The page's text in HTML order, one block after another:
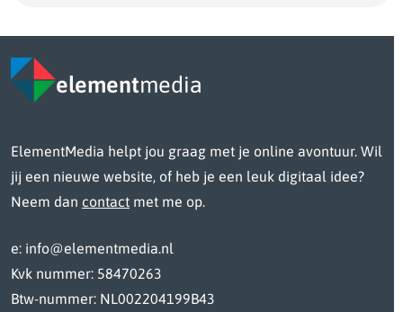
elementmedia
ElementMedia helpt jou graag met je online avontuur. Wil
jij een nieuwe website, of heb je een leuk digitaal idee?
Neem dan contact met me op.
e: info@elementmedia.nl
Kvk nummer: 58470263
Btw-nummer: NL002204199B43